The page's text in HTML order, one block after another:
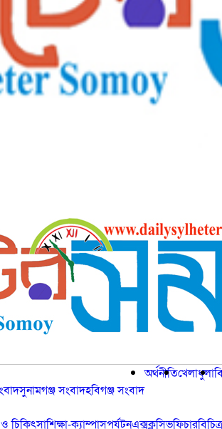
সুনামগঞ্জ সংবাদহবিগঞ্জ সংবাদ
অর্থনীতিখেলাধুলা
ও চিকিৎসাশিক্ষা-ক্যাম্পাসপর্যটনএক্সক্লুসিভফিচার